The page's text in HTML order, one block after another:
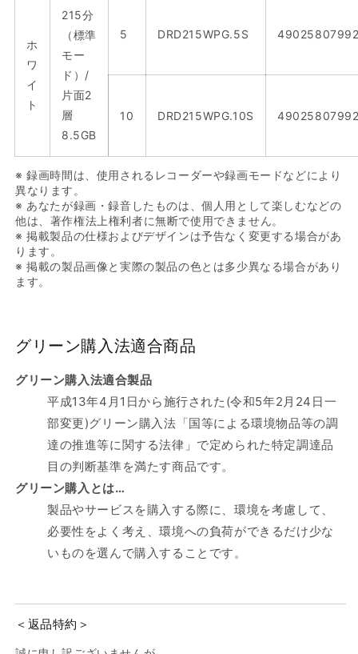
ホ
ワ
イ
ト
215分
（標準
モー
ド）/
片面2
層
8.5GB
5 DRD215WPG.5S
10 DRD215WPG.10S
※ 録画時間は、使用されるレコーダーや録画モードなどにより
異なります。
※ あなたが録画・録音したものは、個人用として楽しむなどの
他は、著作権法上権利者に無断で使用できません。
※ 掲載製品の仕様およびデザインは予告なく変更する場合があ
ります。
※ 掲載の製品画像と実際の製品の色とは多少異なる場合があり
ます。
グリーン購入法適合商品
グリーン購入法適合製品
平成13年4月1日から施行された(令和5年2月24日一
部変更)グリーン購入法「国等による環境物品等の調
達の推進等に関する法律」で定められた特定調達品
目の判断基準を満たす商品です。
グリーン購入とは…
製品やサービスを購入する際に、環境を考慮して、
必要性をよく考え、環境への負荷ができるだけ少な
いものを選んで購入することです。
＜返品特約＞